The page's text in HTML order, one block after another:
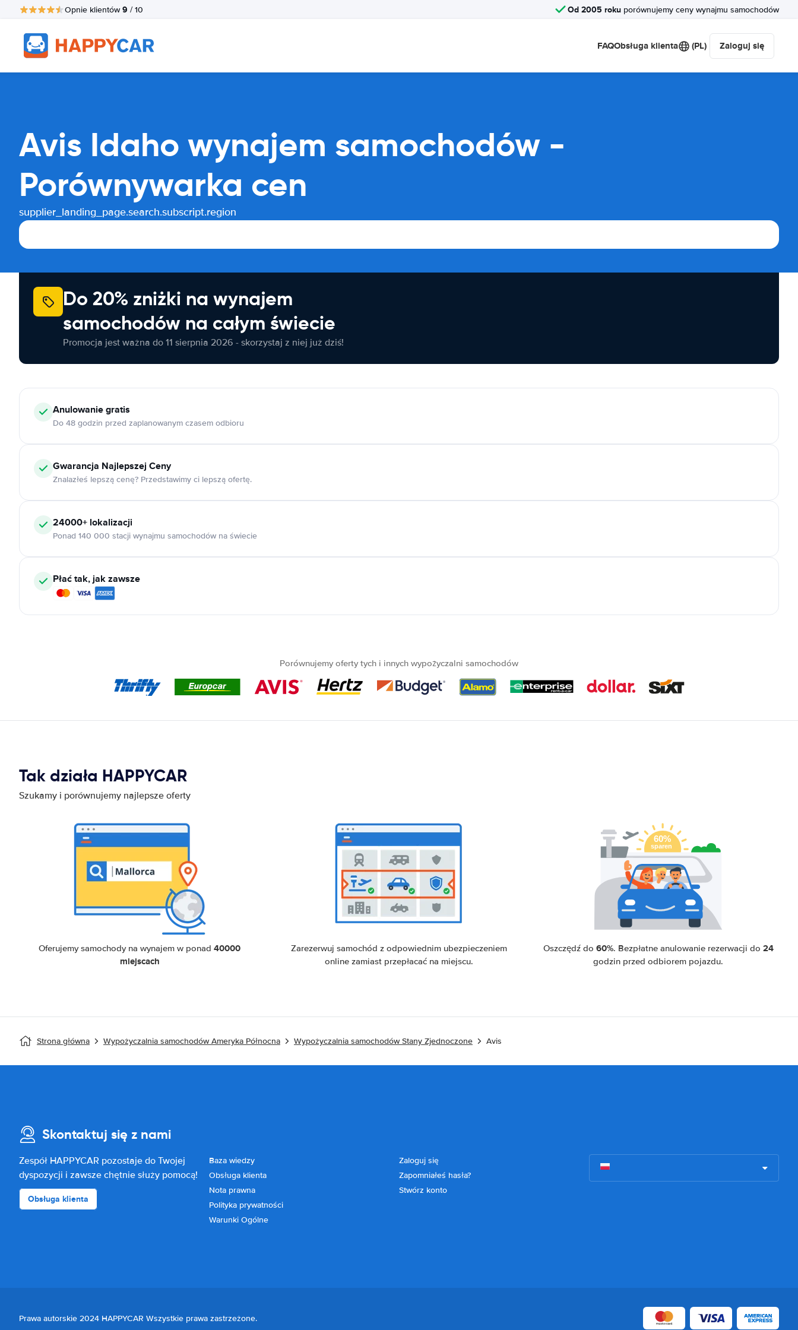
Opnie klientów9 / 10 Od 2005 roku porównujemy ceny wynajmu samochodów
FAQObsługa klienta (PL) Zaloguj się
Avis Idaho wynajem samochodów -
Porównywarka cen
supplier_landing_page.search.subscript.region
Do 20% zniżki na wynajem
samochodów na całym świecie
Promocja jest ważna do 11 sierpnia 2026 - skorzystaj z niej już dziś!
Anulowaniegratis
Do 48 godzin przed zaplanowanym czasem odbioru
Gwarancja Najlepszej Ceny
Znalazłeś lepszą cenę? Przedstawimy ci lepszą ofertę.
24000+ lokalizacji
Ponad 140 000 stacji wynajmu samochodów na świecie
Płać tak, jak zawsze
Porównujemy oferty tych i innych wypożyczalni samochodów
Tak działa HAPPYCAR
Szukamy i porównujemy najlepsze oferty
Oferujemy samochody na wynajem w ponad40000
miejscach
Zarezerwuj samochód z odpowiednim ubezpieczeniem
online zamiast przepłacać na miejscu.
Oszczędź do 60%. Bezpłatne anulowanie rezerwacji do 24
godzin przed odbiorem pojazdu.
Strona główna Wypożyczalnia samochodów Ameryka Północna Wypożyczalnia samochodów Stany Zjednoczone Avis
Skontaktuj się z nami
Zespół HAPPYCAR pozostaje do Twojej
dyspozycji i zawsze chętnie służy pomocą!
Obsługa klienta
Baza wiedzy
Obsługa klienta
Nota prawna
Polityka prywatności
Warunki Ogólne
Zaloguj się
Zapomniałeś hasła?
Stwórz konto
Prawa autorskie 2024 HAPPYCAR Wszystkie prawa zastrzeżone.